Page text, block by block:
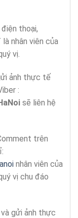
thoại,
nhân viên của
vị.
ảnh thực tế
:
sẽ liên hệ
trên
nhân viên của
vị chu đáo
gửi ảnh thực